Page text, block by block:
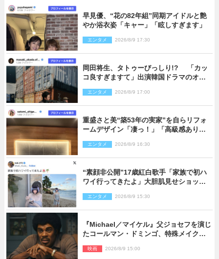
早見優、“花の82年組”同期アイドルと艶
やか浴衣姿「キャー」「眩しすぎます」
エンタメ 2026/8/9 17:30
岡田将生、タトゥーびっしり!? 「カッ
コ良すぎますて」出演韓国ドラマのオフ
エンタメ 2026/8/9 17:00
重盛さと美“築53年の実家”を自らリフォ
ームデザイン「凄っ！」「高級感ありま
エンタメ 2026/8/9 16:30
“素顔非公開”17歳紅白歌手「家族で初ハ
ワイ行ってきたよ」大胆肌見せショット
エンタメ 2026/8/9 15:30
『Michael／マイケル』父ジョセフを演じ
たコールマン・ドミンゴ、特殊メイクに2
映画 2026/8/9 15:00